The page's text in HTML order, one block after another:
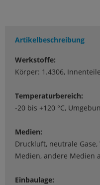
Artikelbeschreibung
Werkstoffe:
Körper: 1.4306,
Temperaturbereich:
-20 bis +120 °C,
Medien:
Druckluft, neutrale
Medien, andere Medien
Einbaulage: